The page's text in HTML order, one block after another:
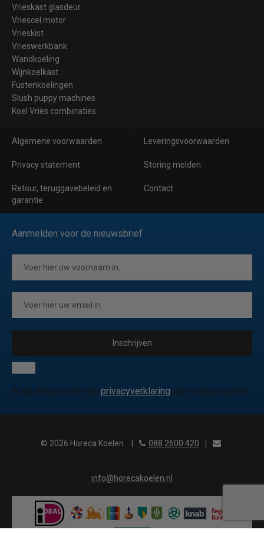
Vrieskast glasdeur
Vriescel motor
Vrieskist
Vrieswerkbank
Wandkoeling
Wijnkoelkast
Fustenkoelingen
Slush puppy machines
Koel Vries combinaties
Algemene voorwaarden Leveringsvoorwaarden
Privacy statement Storing melden
Retour, teruggavebeleid en
garantie
Contact
Aanmelden voor de nieuwsbrief
Inschrijven
Ik ga akkoord met de privacyverklaring van Horeca koelen
© 2026 Horeca Koelen 088 2600 420
info@horecakoelen.nl